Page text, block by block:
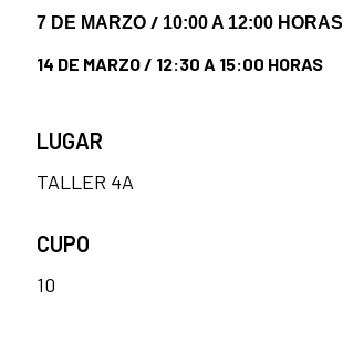
7 DE MARZO / 10:00 A 12:00 HORAS
14 DE MARZO / 12:30 A 15:00 HORAS
LUGAR
TALLER 4A
CUPO
10